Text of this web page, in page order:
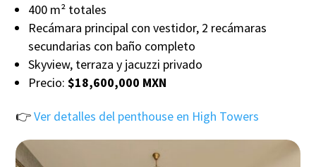
400 m² totales
Recámara principal con vestidor, 2 recámaras
secundarias con baño completo
Skyview, terraza y jacuzzi privado
Precio:$18,600,000 MXN
👉Ver detalles del penthouse en High Towers